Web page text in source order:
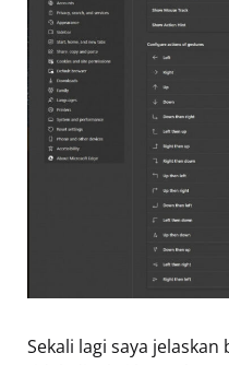
Sekali lagi saya